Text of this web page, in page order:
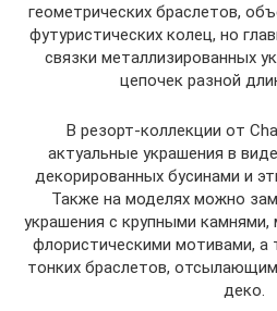
геометрических браслетов,
футуристических колец, но
связки металлизированных
цепочек разной
В резорт-коллекции от
актуальные украшения в
декорированных бусинами и
Также на моделях можно
украшения с крупными камнями,
флористическими мотивами, а
тонких браслетов,
деко.